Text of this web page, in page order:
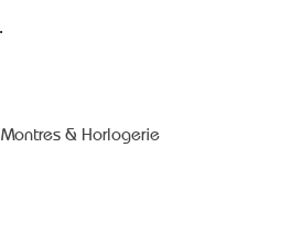
Montres & Horlogerie